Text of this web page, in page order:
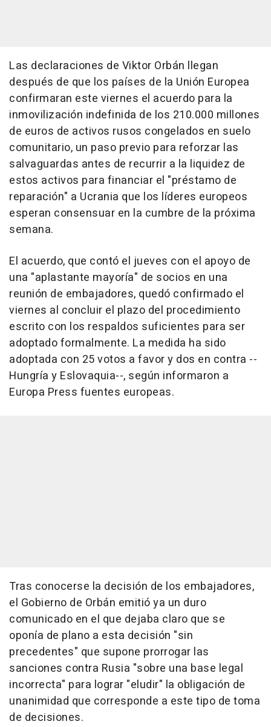
Las declaraciones de Viktor Orbán llegan
después de que los países de la Unión Europea
confirmaran este viernes el acuerdo para la
inmovilización indefinida de los 210.000 millones
de euros de activos rusos congelados en suelo
comunitario, un paso previo para reforzar las
salvaguardas antes de recurrir a la liquidez de
estos activos para financiar el "préstamo de
reparación" a Ucrania que los líderes europeos
esperan consensuar en la cumbre de la próxima
semana.
El acuerdo, que contó el jueves con el apoyo de
una "aplastante mayoría" de socios en una
reunión de embajadores, quedó confirmado el
viernes al concluir el plazo del procedimiento
escrito con los respaldos suficientes para ser
adoptado formalmente. La medida ha sido
adoptada con 25 votos a favor y dos en contra --
Hungría y Eslovaquia--, según informaron a
Europa Press fuentes europeas.
Tras conocerse la decisión de los embajadores,
el Gobierno de Orbán emitió ya un duro
comunicado en el que dejaba claro que se
oponía de plano a esta decisión "sin
precedentes" que supone prorrogar las
sanciones contra Rusia "sobre una base legal
incorrecta" para lograr "eludir" la obligación de
unanimidad que corresponde a este tipo de toma
de decisiones.